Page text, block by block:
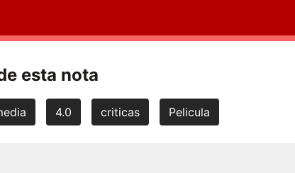
esta nota
4.0 criticas Pelicula